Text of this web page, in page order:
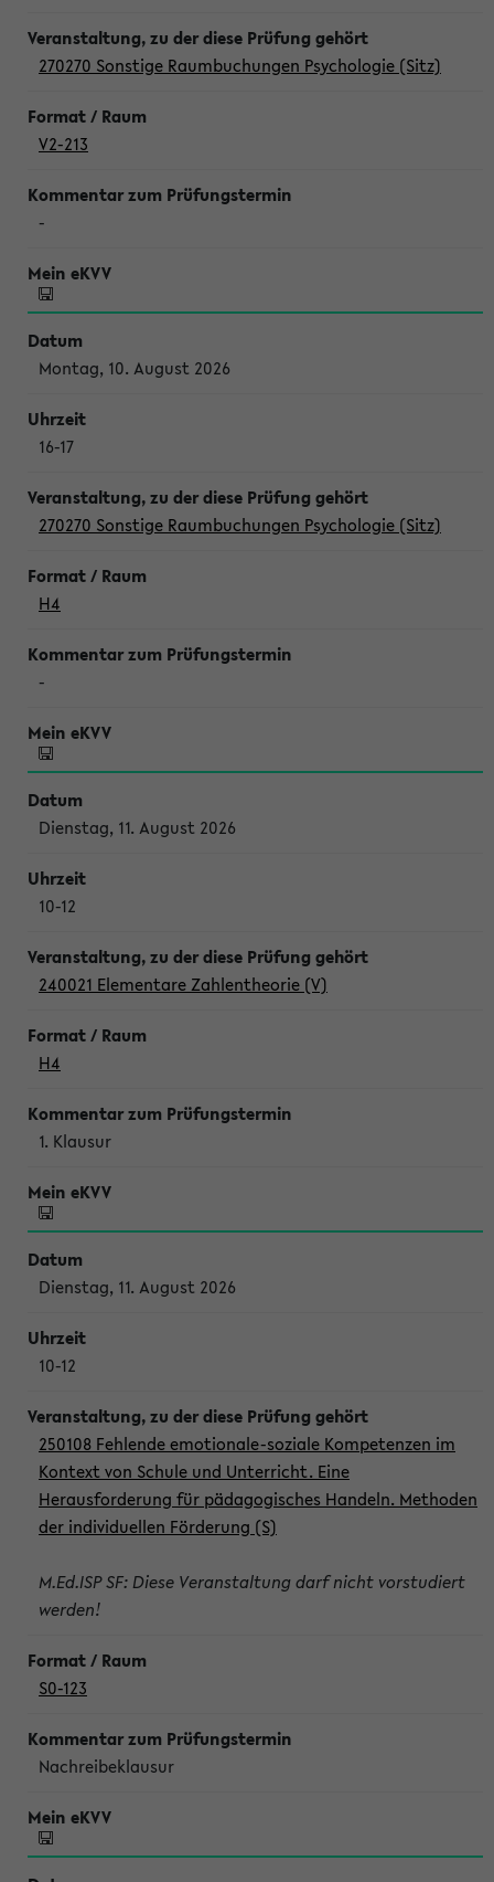
270270 Sonstige Raumbuchungen Psychologie (Sitz)
V2-213
-
Montag, 10. August 2026
16-17
270270 Sonstige Raumbuchungen Psychologie (Sitz)
H4
-
Dienstag, 11. August 2026
10-12
240021 Elementare Zahlentheorie (V)
H4
1. Klausur
Dienstag, 11. August 2026
10-12
250108 Fehlende emotionale-soziale Kompetenzen im
Kontext von Schule und Unterricht. Eine
Herausforderung für pädagogisches Handeln. Methoden
der individuellen Förderung (S)
M.Ed.ISP SF: Diese Veranstaltung darf nicht vorstudiert
werden!
S0-123
Nachreibeklausur